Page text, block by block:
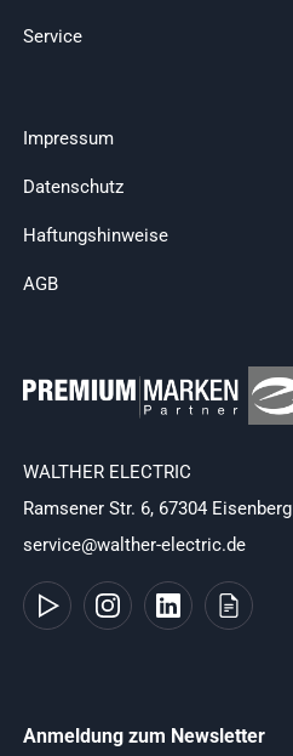
Service
Impressum
Datenschutz
Haftungshinweise
AGB
WALTHER ELECTRIC
Ramsener Str. 6, 67304 Eisenberg
service@walther-electric.de
Anmeldung zum Newsletter